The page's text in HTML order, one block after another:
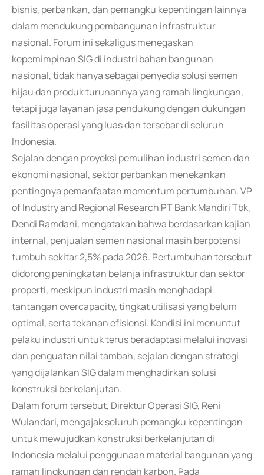
bisnis, perbankan, dan pemangku kepentingan lainnya
dalam mendukung pembangunan infrastruktur
nasional. Forum ini sekaligus menegaskan
kepemimpinan SIG di industri bahan bangunan
nasional, tidak hanya sebagai penyedia solusi semen
hijau dan produk turunannya yang ramah lingkungan,
tetapi juga layanan jasa pendukung dengan dukungan
fasilitas operasi yang luas dan tersebar di seluruh
Indonesia.
Sejalan dengan proyeksi pemulihan industri semen dan
ekonomi nasional, sektor perbankan menekankan
pentingnya pemanfaatan momentum pertumbuhan. VP
of Industry and Regional Research PT Bank Mandiri Tbk,
Dendi Ramdani, mengatakan bahwa berdasarkan kajian
internal, penjualan semen nasional masih berpotensi
tumbuh sekitar 2,5% pada 2026. Pertumbuhan tersebut
didorong peningkatan belanja infrastruktur dan sektor
properti, meskipun industri masih menghadapi
tantangan overcapacity, tingkat utilisasi yang belum
optimal, serta tekanan efisiensi. Kondisi ini menuntut
pelaku industri untuk terus beradaptasi melalui inovasi
dan penguatan nilai tambah, sejalan dengan strategi
yang dijalankan SIG dalam menghadirkan solusi
konstruksi berkelanjutan.
Dalam forum tersebut, Direktur Operasi SIG, Reni
Wulandari, mengajak seluruh pemangku kepentingan
untuk mewujudkan konstruksi berkelanjutan di
Indonesia melalui penggunaan material bangunan yang
ramah lingkungan dan rendah karbon. Pada